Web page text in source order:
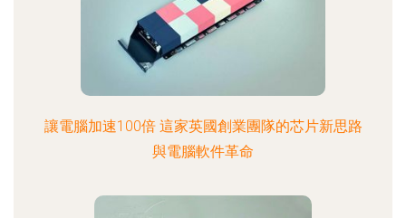
讓電腦加速100倍 這家英國創業團隊的芯片新思路
與電腦軟件革命